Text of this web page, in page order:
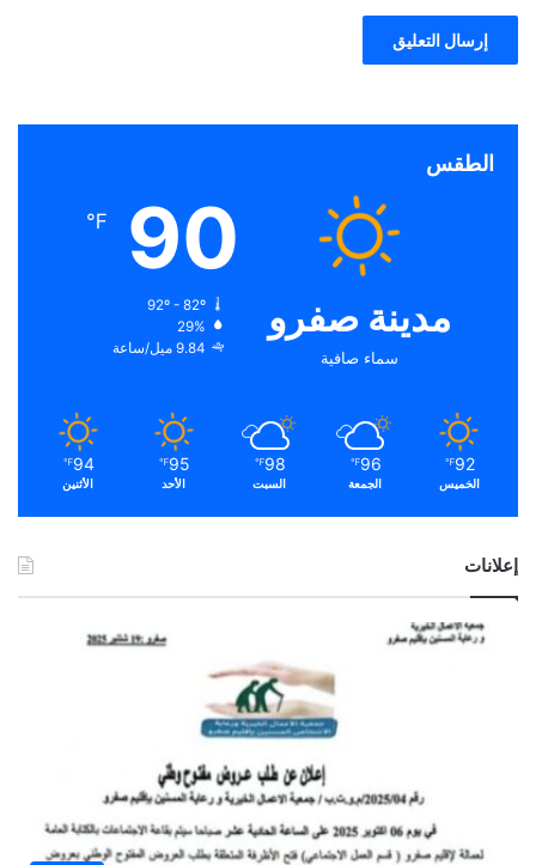
الطقس
مدينة صفرو
سماء صافية
90
℉
92º - 82º
29%
9.84 ميل/ساعة
92
℉
الخميس
96
℉
الجمعة
98
℉
السبت
95
℉
الأحد
94
℉
الأثنين
إعلانات